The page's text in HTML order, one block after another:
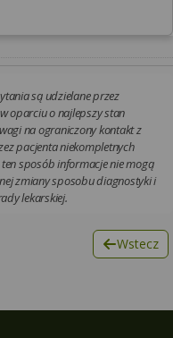
są udzielane przez
oparciu o najlepszy stan
na ograniczony kontakt z
pacjenta niekompletnych
sposób informacje nie mogą
zmiany sposobu diagnostyki i
lekarskiej.
Wstecz